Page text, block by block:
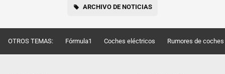
ARCHIVO DE NOTICIAS
OTROS TEMAS: Fórmula1 Coches eléctricos Rumores de coches